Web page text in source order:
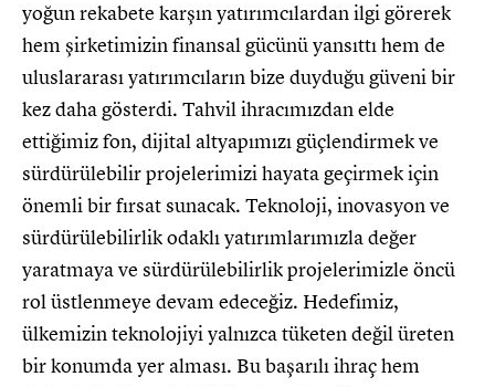
yoğun rekabete karşın yatırımcılardan ilgi görerek
hem şirketimizin finansal gücünü yansıttı hem de
uluslararası yatırımcıların bize duyduğu güveni bir
kez daha gösterdi. Tahvil ihracımızdan elde
ettiğimiz fon, dijital altyapımızı güçlendirmek ve
sürdürülebilir projelerimizi hayata geçirmek için
önemli bir fırsat sunacak. Teknoloji, inovasyon ve
sürdürülebilirlik odaklı yatırımlarımızla değer
yaratmaya ve sürdürülebilirlik projelerimizle öncü
rol üstlenmeye devam edeceğiz. Hedefimiz,
ülkemizin teknolojiyi yalnızca tüketen değil üreten
bir konumda yer alması. Bu başarılı ihraç hem